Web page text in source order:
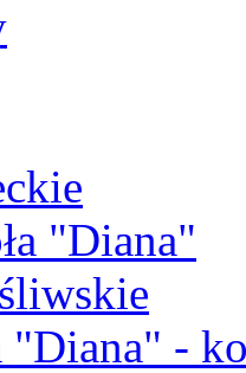
"Diana"
"Diana" -